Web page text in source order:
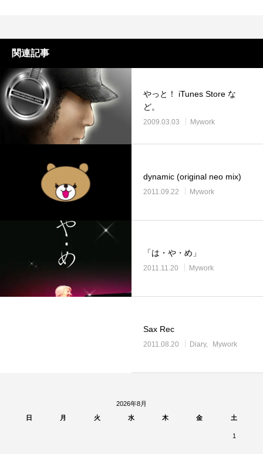
関連記事
やっと！ iTunes Store な
ど。
2009.03.03 Mywork
dynamic (original neo mix)
2011.09.22 Mywork
「は・や・め」
2011.11.20 Mywork
Sax Rec
2011.08.20 Diary Mywork
2026年8月
日
月 火 水 木 金 土
1